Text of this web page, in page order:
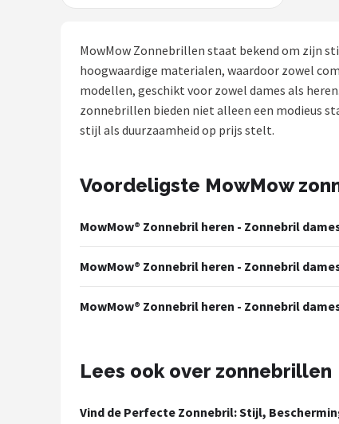
Baby zonnebrillen
POPULAIRE MERKEN
MowMow Zonnebrillen staat bekend om zijn
hoogwaardige materialen, waardoor zowel
modellen, geschikt voor zowel dames als
zonnebrillen bieden niet alleen een modieus
stijl als duurzaamheid op prijs stelt.
Voordeligste MowMow
MowMow® Zonnebril heren - Zonnebril
MowMow® Zonnebril heren - Zonnebril
MowMow® Zonnebril heren - Zonnebril
Lees ook over zonnebrillen
Vind de Perfecte Zonnebril: Stijl,